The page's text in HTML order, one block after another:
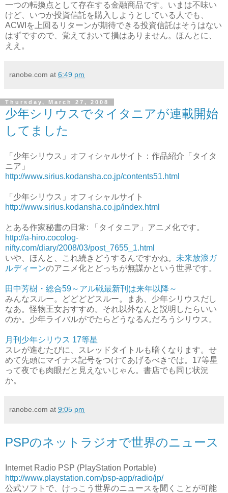
一つの転換点として存在する金融商品です。いまは不味い
けど、いつか投資信託を購入しようとしている人でも、
ACWIを上回るリターンが期待できる投資信託はそうはない
はずですので、覚えておいて損はありません。ほんとに、
ええ。
ranobe.com at 6:49 pm
Thursday, March 27, 2008
少年シリウスでタイタニアが連載開始
してました
「少年シリウス」オフィシャルサイト：作品紹介「タイタ
ニア」
http://www.sirius.kodansha.co.jp/contents51.html
「少年シリウス」オフィシャルサイト
http://www.sirius.kodansha.co.jp/index.html
とある作家秘書の日常: 「タイタニア」アニメ化です。
http://a-hiro.cocolog-
nifty.com/diary/2008/03/post_7655_1.html
いや、ほんと、これ続きどうするんですかね。 未来放浪ガ
ルディーンのアニメ化とどっちが無謀かという世界です。
田中芳樹・総合59～アル戦最新刊は来年以降～
みんなスルー。どどどどスルー。まあ、少年シリウスだし
なあ。怪物王女おすすめ。それ以外なんと説明したらいい
のか。少年ライバルがでたらどうなるんだろうシリウス。
月刊少年シリウス 17等星
スレが進むたびに、スレッドタイトルも暗くなります。せ
めて先頭にマイナス記号をつけてあげるべきでは。17等星
って夜でも肉眼だと見えないじゃん。書店でも同じ状況
か。
ranobe.com at 9:05 pm
PSPのネットラジオで世界のニュース
Internet Radio PSP (PlayStation Portable)
http://www.playstation.com/psp-app/radio/jp/
公式ソフトで、けっこう世界のニュースを聞くことが可能